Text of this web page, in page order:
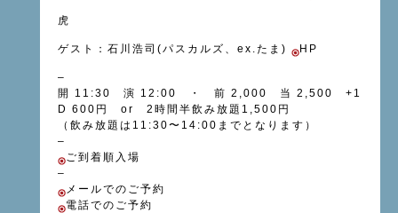
虎
ゲスト：石川浩司(パスカルズ、ex.たま) HP
–
開 11:30 演 12:00 ・ 前 2,000 当 2,500 +1
D 600円 or 2時間半飲み放題1,500円
（飲み放題は11:30〜14:00までとなります）
–
ご到着順入場
–
メールでのご予約
電話でのご予約